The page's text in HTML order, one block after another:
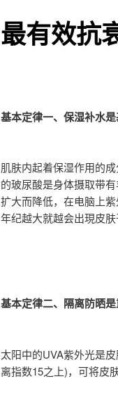
最有效抗
基本定律一、保湿补水
肌肤内起着保湿作用的
的玻尿酸是身体摄取带
扩大而降低，在电脑上
年纪越大就越会出現皮
基本定律二、隔离防晒
太阳中的UVA紫外光是
离指数15之上)，可将皮